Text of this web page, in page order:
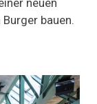
bauen.